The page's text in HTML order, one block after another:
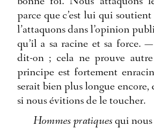
parce que c’est lui qui
l’attaquons dans l’opinion
qu’il a sa racine et sa force.
dit-on ; cela ne prouve
principe est fortement
serait bien plus longue encore,
si nous évitions de le toucher.
Hommes pratiquesqui nous